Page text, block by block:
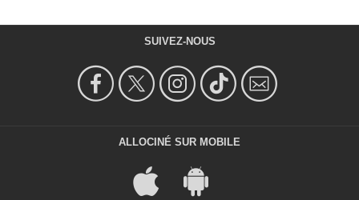
SUIVEZ-NOUS
ALLOCINÉ SUR MOBILE